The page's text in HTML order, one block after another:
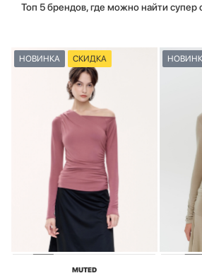
Топ 5 брендов, где можно найти супер
НОВИНКА СКИДКА
MUTED